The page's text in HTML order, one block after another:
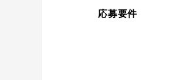
応募要件